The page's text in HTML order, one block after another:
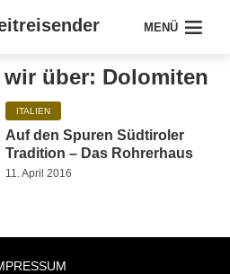
MENÜ
über: Dolomiten
ITALIEN
Auf den Spuren Südtiroler
Tradition – Das Rohrerhaus
11. April 2016